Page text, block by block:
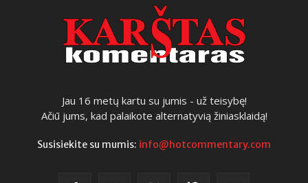
Jau 16 metų kartu su jumis - už teisybę!
Ačiū jums, kad palaikote alternatyvią žiniasklaidą!
Susisiekite su mumis: info@hotcommentary.com